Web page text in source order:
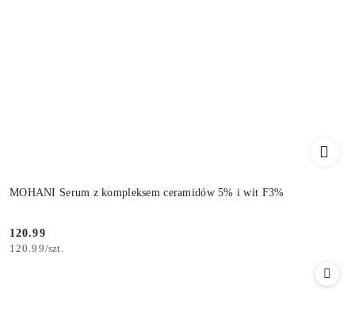
MOHANI Serum z kompleksem ceramidów 5% i wit F3%
Cena:
120.99
120.99/szt.